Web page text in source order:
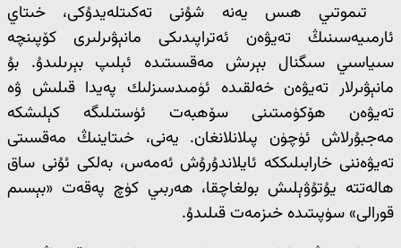
تىموتىي ھىس يەنە شۇنى تەكىتلەيدۇكى، خىتاي
ئارمىيەسىنىڭ تەيۋەن ئەتراپىدىكى مانېۋىرلىرى كۆپىنچە
سىياسىي سىگنال بېرىش مەقسىتىدە ئېلىپ بېرىلىدۇ. بۇ
مانېۋىرلار تەيۋەن خەلقىدە ئۈمىدسىزلىك پەيدا قىلىش ۋە
تەيۋەن ھۆكۈمىتىنى سۆھبەت ئۈستىلىگە كېلىشكە
مەجبۇرلاش ئۈچۈن پىلانلانغان. يەنى، خىتاينىڭ مەقسىتى
تەيۋەننى خارابىلىككە ئايلاندۇرۇش ئەمەس، بەلكى ئۇنى ساق
ھالەتتە يۇتۇۋېلىش بولغاچقا، ھەربىي كۈچ پەقەت «بېسىم
قورالى» سۈپىتىدە خىزمەت قىلىدۇ.